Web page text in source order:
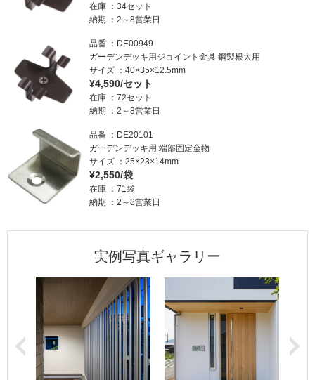
在庫
34セット
納期
2～8営業日
品番
DE00949
ガーデンデッキ用ジョイント金具 鋼製根太用
サイズ
40×35×12.5mm
¥4,590/セット
在庫
72セット
納期
2～8営業日
品番
DE20101
ガーデンデッキ用 端部固定金物
サイズ
25×23×14mm
¥2,550/袋
在庫
71袋
納期
2～8営業日
実例写真ギャラリー